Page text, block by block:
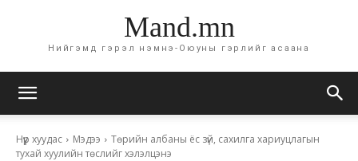
Mand.mn
Нийгэмд гэрэл нэмнэ-Оюуны гэрлийг асаана
Нүүр хуудас Мэдээ
Төрийн албаны ёс зүй, сахилга хариуцлагын
тухай хуулийн төслийг хэлэлцэнэ